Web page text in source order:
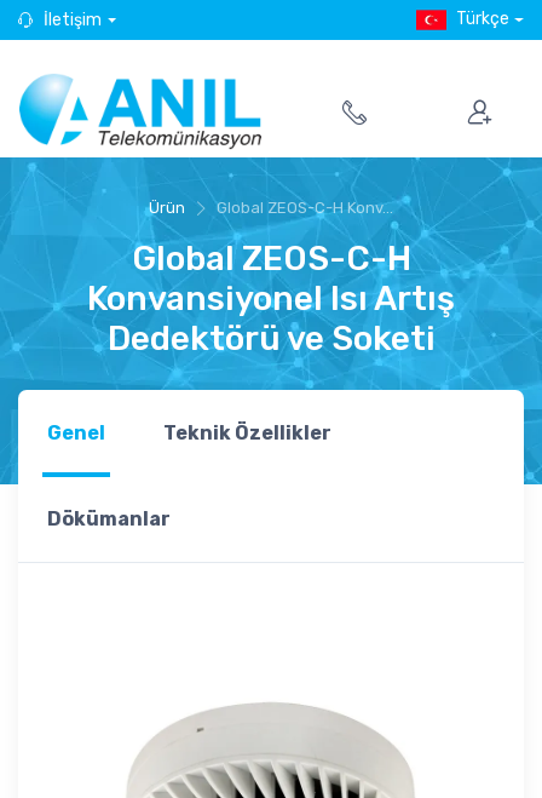
İletişim Türkçe
Ürün Global ZEOS-C-H Konv...
Global ZEOS-C-H
Konvansiyonel Isı Artış
Dedektörü ve Soketi
Genel Teknik Özellikler
Dökümanlar